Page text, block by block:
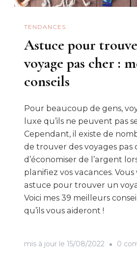
TENDANCES
Astuce pour
voyage pas cher :
conseils
Pour beaucoup de gens,
luxe qu’ils ne peuvent pas
Cependant, il existe de
de trouver des voyages pas
d’économiser de l’argent
planifiez vos vacances.
astuce pour trouver un
Voici mes 39 meilleurs
qu’ils vous aideront !
mis à jour le 15/08/2022 0